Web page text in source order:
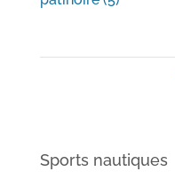
Sports nautiques